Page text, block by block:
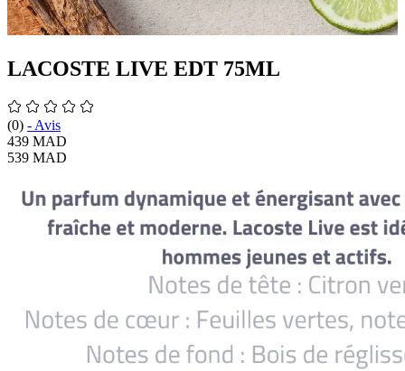
LACOSTE LIVE EDT 75ML
(0) - Avis
439 MAD
539 MAD